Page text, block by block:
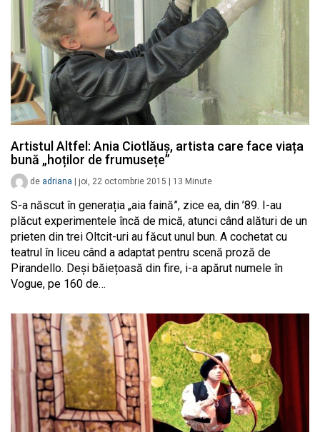
Artistul Altfel: Ania Ciotlăuș, artista care face viața
bună „hoților de frumusețe”
de adriana joi, 22 octombrie 2015 13 Minute
S-a născut în generația „aia faină”, zice ea, din ’89. I-au
plăcut experimentele încă de mică, atunci când alături de un
prieten din trei Oltcit-uri au făcut unul bun. A cochetat cu
teatrul în liceu când a adaptat pentru scenă proză de
Pirandello. Deși băiețoasă din fire, i-a apărut numele în
Vogue, pe 160 de…